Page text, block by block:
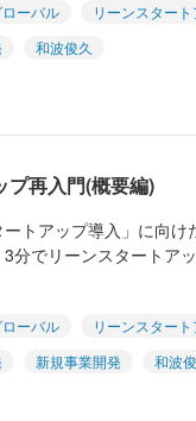
ローバル リーンスター
和波俊久
プ再入門(概要編)
トアップ導入」に向
分でリーンスタートア
ローバル リーンスター
新規事業開発
和波